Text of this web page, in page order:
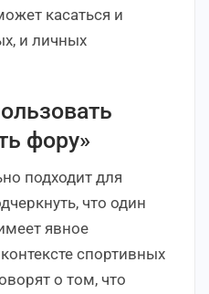
касаться и
и личных
фору»
подходит для
что один
явное
спортивных
о том, что